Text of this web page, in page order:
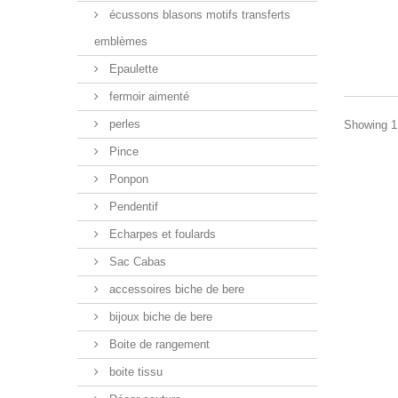
écussons blasons motifs transferts
emblèmes
Epaulette
fermoir aimenté
perles
Pince
Ponpon
Pendentif
Echarpes et foulards
Sac Cabas
accessoires biche de bere
bijoux biche de bere
Boite de rangement
boite tissu
Showing